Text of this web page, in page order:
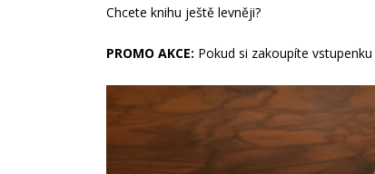
Chcete knihu ještě levněji?
PROMO AKCE: Pokud si zakoupíte